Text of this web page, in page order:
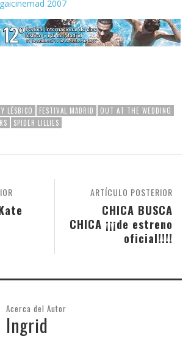
2007
LÉSBICO FESTIVAL MADRID
OUT AT THE WEDDING
SPIDER LILLIES
ARTÍCULO POSTERIOR
CHICA BUSCA
CHICA ¡¡¡de estreno
oficial!!!!
Acerca del Autor
Ingrid